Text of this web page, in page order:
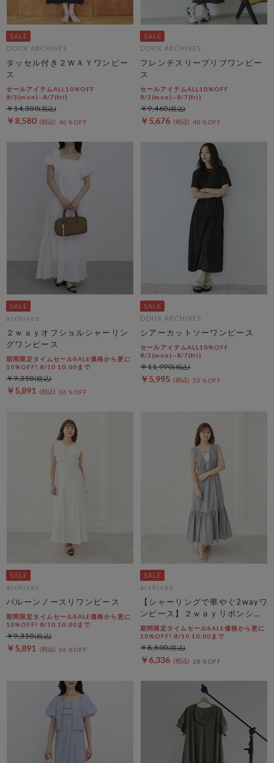
DOUX ARCHIVES
タッセル付き２ＷＡＹワンピー
ス
セールアイテムALL10%OFF
8/3(mon)~8/7(fri)
￥8,580 40％OFF
￥14,300
DOUX ARCHIVES
フレンチスリーブリブワンピー
ス
セールアイテムALL10%OFF
8/3(mon)~8/7(fri)
￥5,676 40％OFF
￥9,460
archives
２ｗａｙオフショルシャーリン
グワンピース
期間限定タイムセールSALE価格から更に
10%OFF! 8/10 10:00まで
￥5,891 36％OFF
￥9,350
DOUX ARCHIVES
シアーカットソーワンピース
セールアイテムALL10%OFF
8/3(mon)~8/7(fri)
￥5,995 50％OFF
￥11,990
archives
バルーンノースリワンピース
期間限定タイムセールSALE価格から更に
10%OFF! 8/10 10:00まで
￥5,891 36％OFF
￥9,350
archives
【シャーリングで華やぐ2wayワ
ンピース】２ｗａｙリボンシャ
ーリングノースリワンピース
期間限定タイムセールSALE価格から更に
10%OFF! 8/10 10:00まで
￥6,336 28％OFF
￥8,800